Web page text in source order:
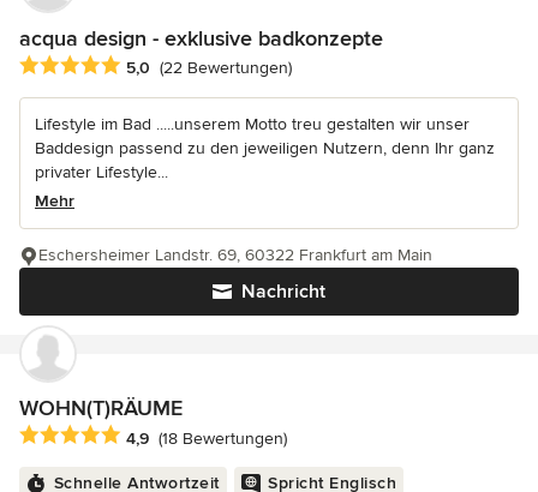
acqua design - exklusive badkonzepte
Durchschnittliche Bewertung: 5 von 5 Sternen
5,0 (22 Bewertungen)
Lifestyle im Bad .....unserem Motto treu gestalten wir unser
Baddesign passend zu den jeweiligen Nutzern, denn Ihr ganz
privater Lifestyle...
Mehr
Nachricht
Eschersheimer Landstr. 69, 60322 Frankfurt am Main
WOHN(T)RÄUME
Durchschnittliche Bewertung: 4.9 von 5 Sternen
4,9 (18 Bewertungen)
Schnelle Antwortzeit Spricht Englisch